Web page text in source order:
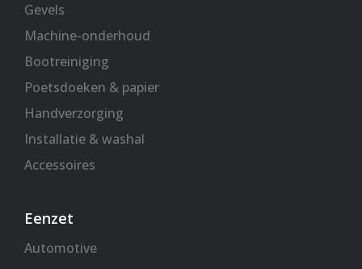
Gevels
Machine-onderhoud
Bootreiniging
Poetsdoeken & papier
Handverzorging
Installatie & washal
Accessoires
Eenzet
Automotive